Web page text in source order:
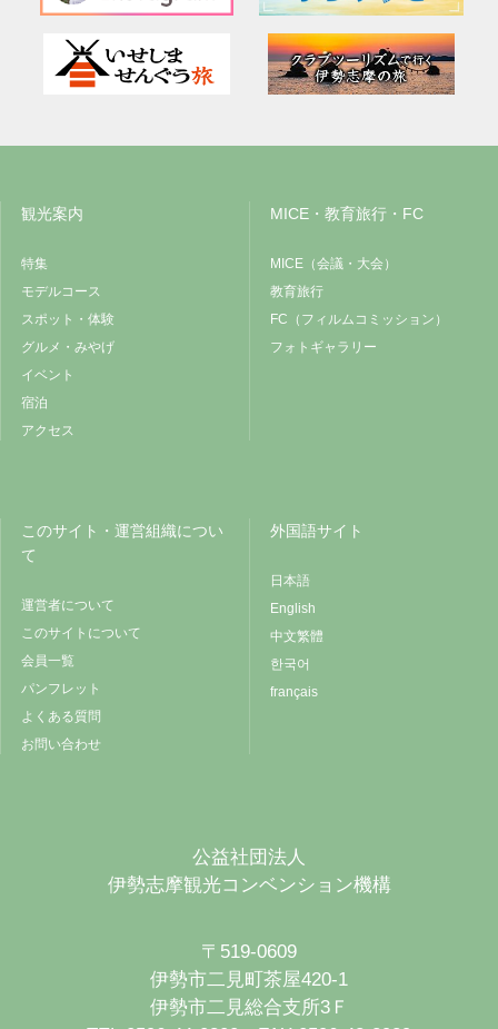
観光案内
特集
モデルコース
スポット・体験
グルメ・みやげ
イベント
宿泊
アクセス
MICE・教育旅行・FC
MICE（会議・大会）
教育旅行
FC（フィルムコミッション）
フォトギャラリー
このサイト・運営組織につい
て
運営者について
このサイトについて
会員一覧
パンフレット
よくある質問
お問い合わせ
外国語サイト
日本語
English
中文繁體
한국어
français
公益社団法人
伊勢志摩観光コンベンション機構
〒519-0609
伊勢市二見町茶屋420-1
伊勢市二見総合支所3Ｆ